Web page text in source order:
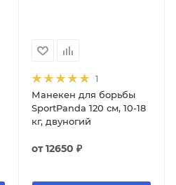
1
Манекен для борьбы
SportPanda 120 см, 10-18
кг, двуногий
от12650 ₽